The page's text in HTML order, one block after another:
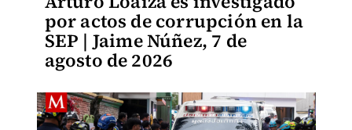
por actos de corrupción en la
SEP | Jaime Núñez, 7 de
agosto de 2026